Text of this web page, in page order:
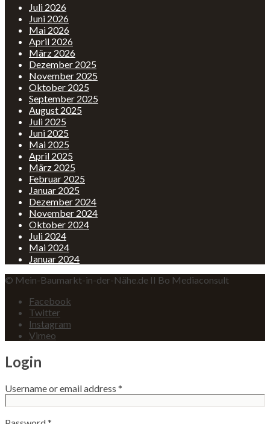
Juli 2026
Juni 2026
Mai 2026
April 2026
März 2026
Dezember 2025
November 2025
Oktober 2025
September 2025
August 2025
Juli 2025
Juni 2025
Mai 2025
April 2025
März 2025
Februar 2025
Januar 2025
Dezember 2024
November 2024
Oktober 2024
Juli 2024
Mai 2024
Januar 2024
© Mein-Baumarkt-in-der-Nähe.de II Bo Mediaconsult
Facebook
Twitter
Instagram
Vimeo
Login
Username or email address *